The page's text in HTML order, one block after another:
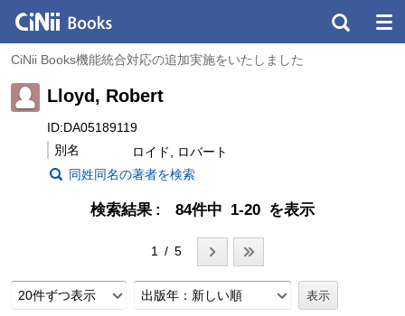
CiNii Books機能統合対応の追加実施をいたしました
Lloyd, Robert
ID:DA05189119
別名
ロイド, ロバート
同姓同名の著者を検索
検索結果 84件中 1-20 を表示
1 / 5
20件ずつ表示 出版年：新しい順